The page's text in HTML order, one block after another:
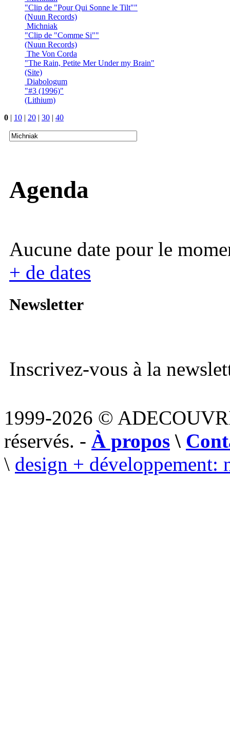
"Clip de "Pour Qui Sonne le Tilt""
(Nuun Records)
Michniak
"Clip de "Comme Si""
(Nuun Records)
The Von Corda
"The Rain, Petite Mer Under my Brain"
(Site)
Diabologum
"#3 (1996)"
(Lithium)
0 | 10 | 20 | 30 | 40
Agenda
Aucune date pour le
+ de dates
Newsletter
Inscrivez-vous à la
1999-2026 ©
réservés. - À propos \
\ design + développement: